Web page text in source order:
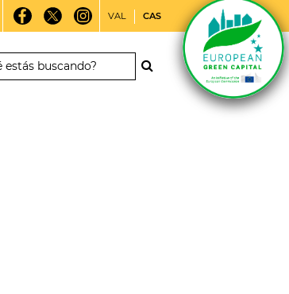
VAL CAS